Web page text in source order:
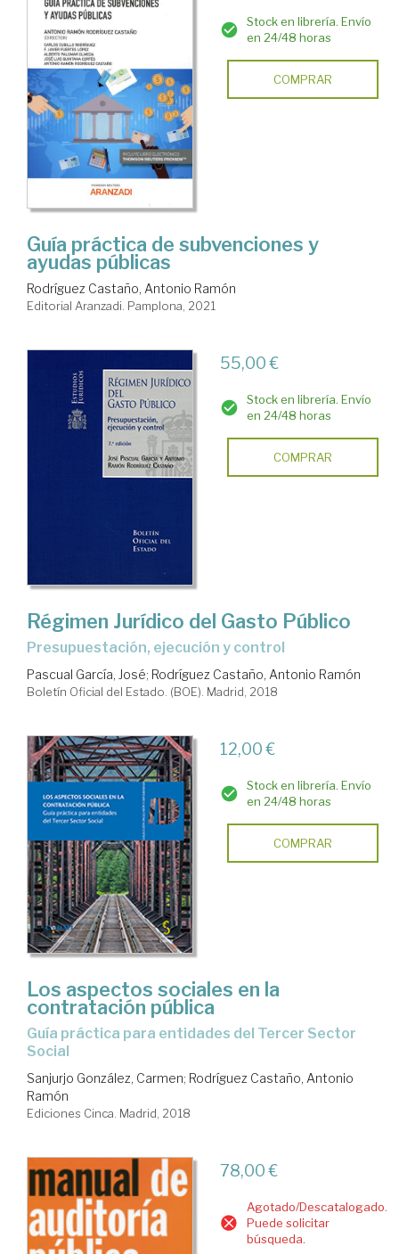
Stock en librería. Envío
en 24/48 horas
COMPRAR
Guía práctica de subvenciones y
ayudas públicas
Rodríguez Castaño, Antonio Ramón
Editorial Aranzadi. Pamplona, 2021
55,00 €
Stock en librería. Envío
en 24/48 horas
COMPRAR
Régimen Jurídico del Gasto Público
presupuestación, ejecución y control
Pascual García, José; Rodríguez Castaño, Antonio Ramón
Boletín Oficial del Estado. (BOE). Madrid, 2018
12,00 €
Stock en librería. Envío
en 24/48 horas
COMPRAR
Los aspectos sociales en la
contratación pública
guía práctica para entidades del Tercer Sector
Social
Sanjurjo González, Carmen; Rodríguez Castaño, Antonio
Ramón
Ediciones Cinca. Madrid, 2018
78,00 €
Agotado/Descatalogado.
Puede solicitar
búsqueda.